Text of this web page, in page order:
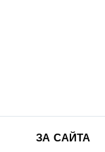
ЗА САЙТА